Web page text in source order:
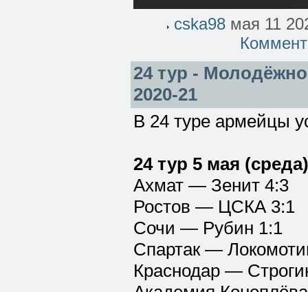
cska98мая 11
24 тур -
2020-21
В 24 туре армейцы
24 тур 5 мая (среда)
Ахмат — Зенит 4:3
Ростов — ЦСКА 3:1
Сочи — Рубин 1:1
Спартак —
Краснодар —